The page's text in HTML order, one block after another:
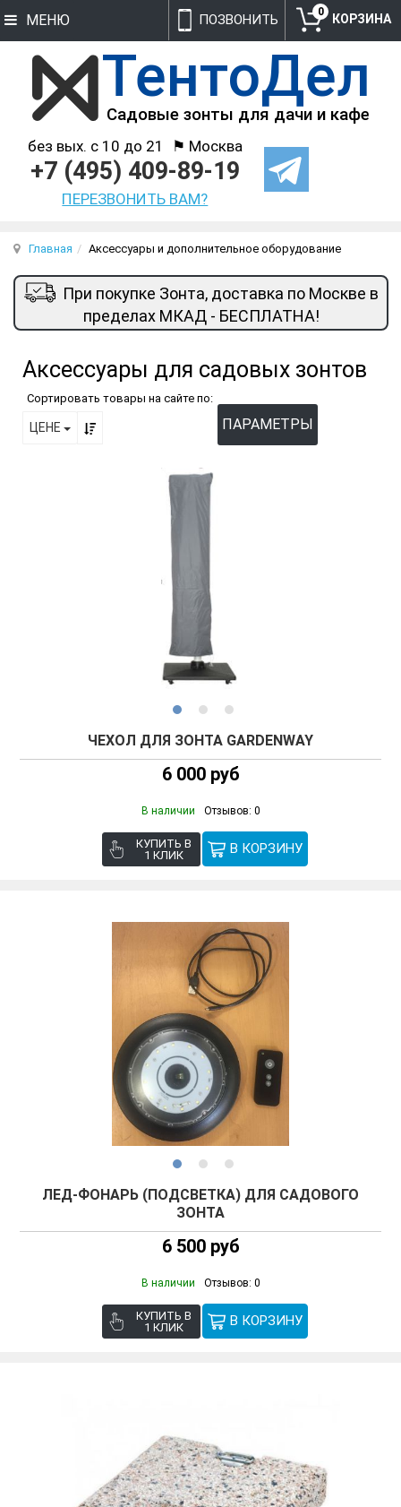
ПОЗВОНИТЬ
без вых. с 10 до 21 ⚑ Москва
+7 (495) 409-89-19
ПЕРЕЗВОНИТЬ ВАМ?
0
МЕНЮ
Главная Аксессуары и дополнительное оборудование
При покупке Зонта, доставка по Москве в
пределах МКАД - БЕСПЛАТНА!
Аксессуары для садовых зонтов
Сортировать товары на сайте по:
ЦЕНЕ ПАРАМЕТРЫ
ЧЕХОЛ ДЛЯ ЗОНТА GARDENWAY
6 000 руб
В наличии Отзывов: 0
КУПИТЬ В
1 КЛИК
ЛЕД-ФОНАРЬ (ПОДСВЕТКА) ДЛЯ САДОВОГО
ЗОНТА
6 500 руб
В наличии Отзывов: 0
КУПИТЬ В
1 КЛИК